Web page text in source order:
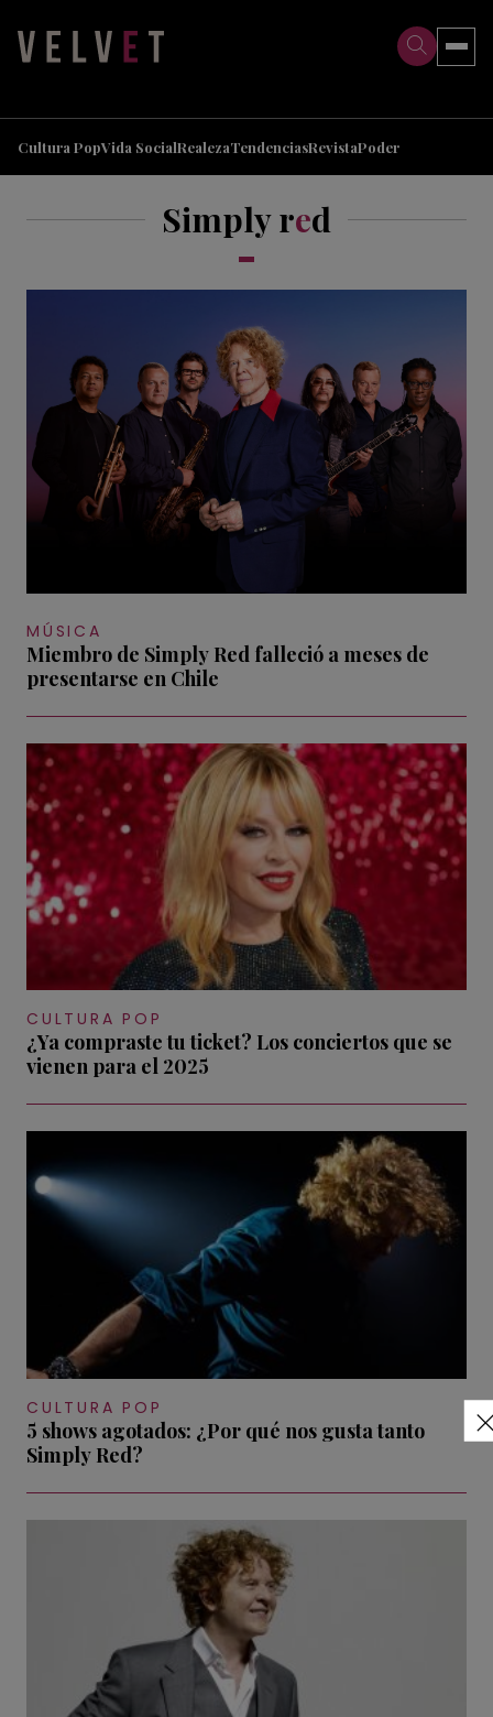
Cultura PopVida SocialRealezaTendenciasRevistaPoder
Simply red
MÚSICA
Miembro de Simply Red falleció a meses de
presentarse en Chile
CULTURA POP
¿Ya compraste tu ticket? Los conciertos que se
vienen para el 2025
CULTURA POP
5 shows agotados: ¿Por qué nos gusta tanto
Simply Red?